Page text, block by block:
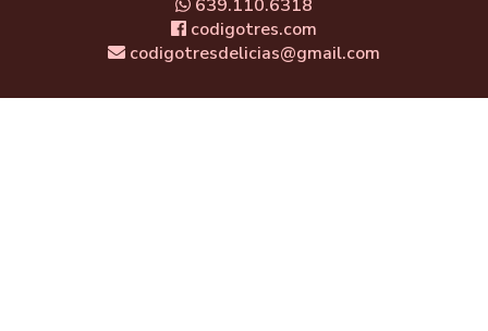
639.110.6318
codigotres.com
codigotresdelicias@gmail.com